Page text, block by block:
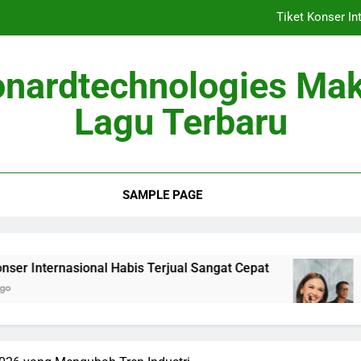
Tiket Konser
Album Baru Mei
Lagu Terbaru
SAMPLE PAGE
Habis Terjual Sangat Cepat Berita
2 Months Ago